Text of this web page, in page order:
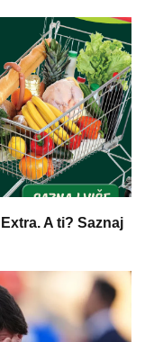
A ti? Saznaj